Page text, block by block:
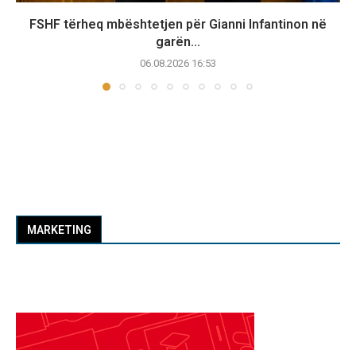
FSHF tërheq mbështetjen për Gianni Infantinon në
garën...
06.08.2026 16:53
MARKETING